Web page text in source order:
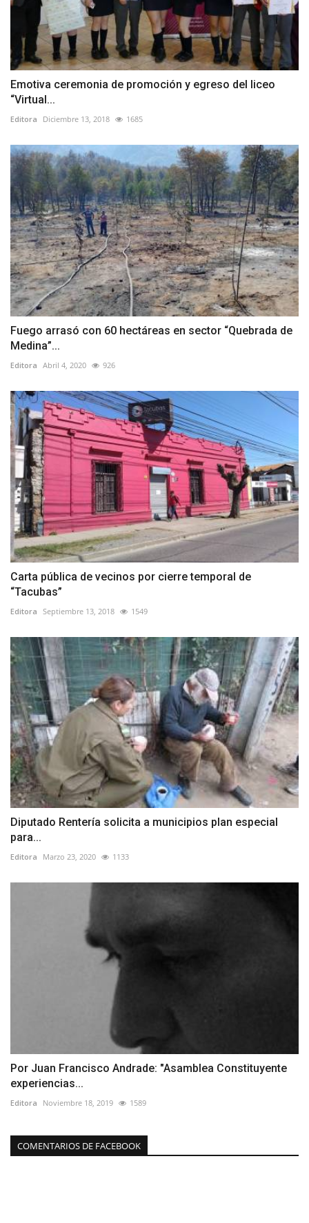
Emotiva ceremonia de promoción y egreso del liceo
“Virtual...
Editora Diciembre 13, 2018 1685
Fuego arrasó con 60 hectáreas en sector “Quebrada de
Medina”...
Editora Abril 4, 2020 926
Carta pública de vecinos por cierre temporal de
“Tacubas”
Editora Septiembre 13, 2018 1549
Diputado Rentería solicita a municipios plan especial
para...
Editora Marzo 23, 2020 1133
Por Juan Francisco Andrade: "Asamblea Constituyente
experiencias...
Editora Noviembre 18, 2019 1589
COMENTARIOS DE FACEBOOK